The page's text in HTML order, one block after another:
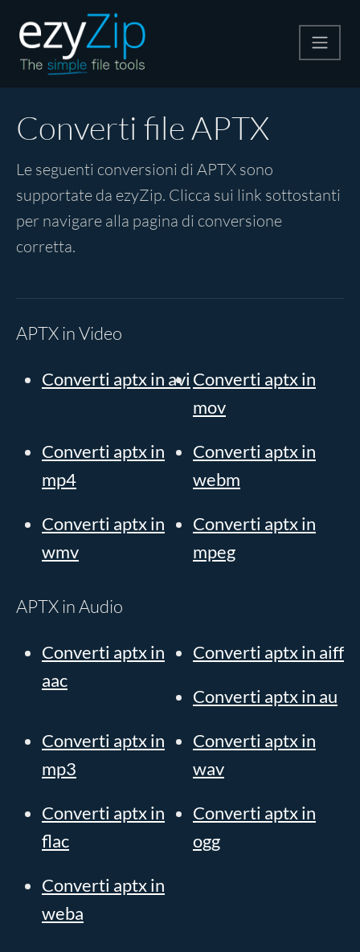
Convertire
Converti file APTX
Le seguenti conversioni di APTX sono
supportate da ezyZip. Clicca sui link sottostanti
per navigare alla pagina di conversione
corretta.
APTX in Video
Converti aptx in aviConverti aptx in
mov
Converti aptx in
mp4
Converti aptx in
webm
Converti aptx in
wmv
Converti aptx in
mpeg
APTX in Audio
Converti aptx in
aac
Converti aptx in aiff
Converti aptx in au
Converti aptx in
mp3
Converti aptx in
wav
Converti aptx in
flac
Converti aptx in
ogg
Converti aptx in
weba